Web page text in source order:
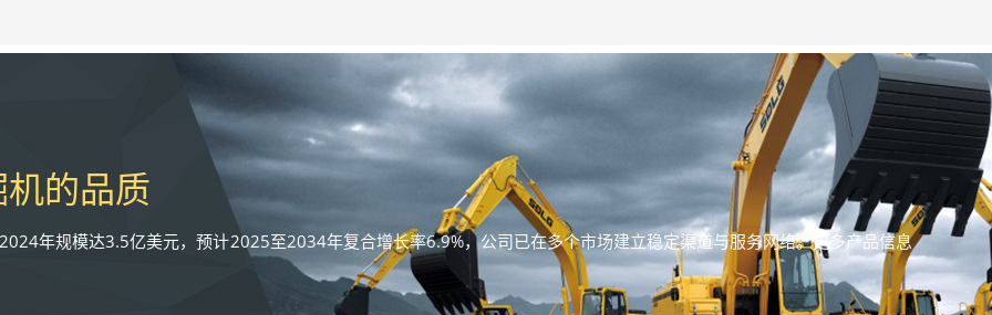
的品质
年规模达3.5亿美元，预计2025至2034年复合增长率6.9%，公司已在多个市场建立稳定渠道与服务网络。更多产品信息